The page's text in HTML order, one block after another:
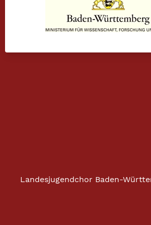
Landesjugendchor Baden-